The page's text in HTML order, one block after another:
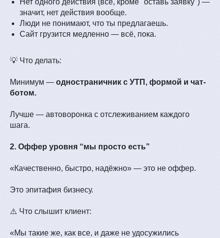
Нет одного действия (всё, кроме "оставь заявку") —
значит, нет действия вообще.
Люди не понимают, что ты предлагаешь.
Сайт грузится медленно — всё, пока.
💡 Что делать:
Минимум — одностраничник с УТП, формой и чат-
ботом.
Лучше — автоворонка с отслеживанием каждого
шага.
2. Оффер уровня “мы просто есть”
«Качественно, быстро, надёжно» — это не оффер.
Это эпитафия бизнесу.
⚠️ Что слышит клиент:
«Мы такие же, как все, и даже не удосужились